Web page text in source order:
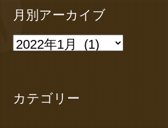
月別アーカイブ
カテゴリー